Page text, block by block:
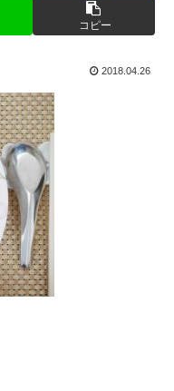
コピー
2018.04.26